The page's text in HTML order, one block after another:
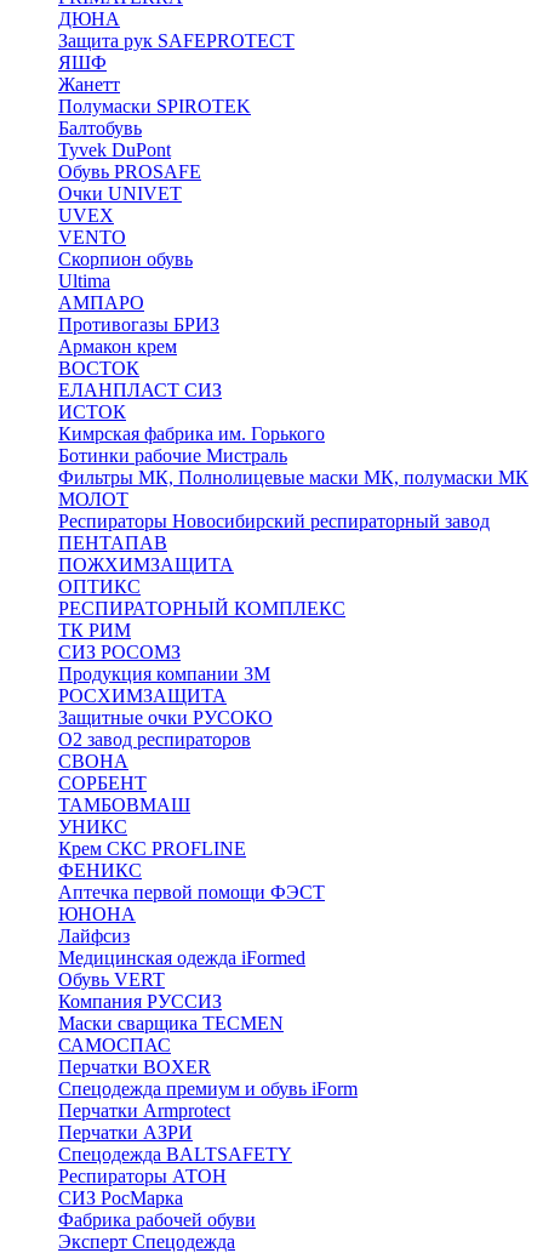
ДЮНА
Защита рук SAFEPROTECT
ЯШФ
Жанетт
Полумаски SPIROTEK
Балтобувь
Tyvek DuPont
Обувь PROSAFE
Очки UNIVET
UVEX
VENTO
Скорпион обувь
Ultima
АМПАРО
Противогазы БРИЗ
Армакон крем
ВОСТОК
ЕЛАНПЛАСТ СИЗ
ИСТОК
Кимрская фабрика им. Горького
Ботинки рабочие Мистраль
Фильтры МК, Полнолицевые маски МК, полумаски МК
МОЛОТ
Респираторы Новосибирский респираторный завод
ПЕНТАПАВ
ПОЖХИМЗАЩИТА
ОПТИКС
РЕСПИРАТОРНЫЙ КОМПЛЕКС
ТК РИМ
СИЗ РОСОМЗ
Продукция компании 3M
РОСХИМЗАЩИТА
Защитные очки РУСОКО
О2 завод респираторов
СВОНА
СОРБЕНТ
ТАМБОВМАШ
УНИКС
Крем СКС PROFLINE
ФЕНИКС
Аптечка первой помощи ФЭСТ
ЮНОНА
Лайфсиз
Медицинская одежда iFormed
Обувь VERT
Компания РУССИЗ
Маски сварщика TECMEN
САМОСПАС
Перчатки BOXER
Спецодежда премиум и обувь iForm
Перчатки Armprotect
Перчатки АЗРИ
Спецодежда BALTSAFETY
Респираторы АТОН
СИЗ РосМарка
Фабрика рабочей обуви
Эксперт Спецодежда